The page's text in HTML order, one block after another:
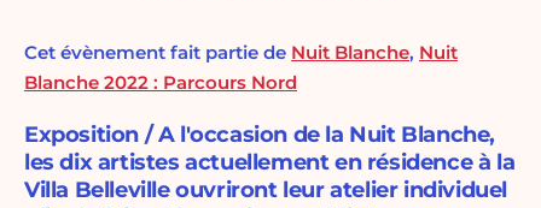
Cet évènement fait partie de Nuit Blanche, Nuit
Blanche 2022 : Parcours Nord
Exposition / A l'occasion de la Nuit Blanche,
les dix artistes actuellement en résidence à la
Villa Belleville ouvriront leur atelier individuel